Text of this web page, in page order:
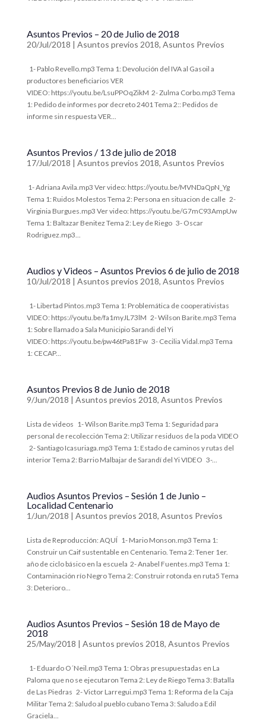
Asuntos Previos – 20 de Julio de 2018
20/Jul/2018 | Asuntos previos 2018, Asuntos Previos
​ 1- Pablo Revello.mp3 ​Tema 1: Devolución del IVA al Gasoil a
productores beneficiarios VER
VIDEO: https://youtu.be/LsuPPOqZikM ​ 2- Zulma Corbo.mp3 ​Tema
1: Pedido de informes por decreto 2401 Tema 2:: Pedidos de
informe sin respuesta VER...
Asuntos Previos / 13 de julio de 2018
17/Jul/2018 | Asuntos previos 2018, Asuntos Previos
1- Adriana Avila.mp3 ​Ver video: https://youtu.be/MVNDaQpN_Yg
Tema 1: Ruidos Molestos Tema 2: Persona en situacion de calle ​ 2-
Virginia Burgues.mp3 ​Ver video: https://youtu.be/G7mC93AmpUw
Tema 1: Baltazar Benitez Tema 2: Ley de Riego ​ 3- Oscar
Rodriguez.mp3...
Audios y Videos – Asuntos Previos 6 de julio de 2018
10/Jul/2018 | Asuntos previos 2018, Asuntos Previos
​ 1- Libertad Pintos.mp3 ​Tema 1: Problemática de cooperativistas
VIDEO: https://youtu.be/fa1myJL73lM ​ 2- Wilson Barite.mp3 ​Tema
1: Sobre llamado a Sala Municipio Sarandi del Yi
VIDEO: https://youtu.be/pw46tPa81Fw ​ 3- Cecilia Vidal.mp3 ​Tema
1: CECAP...
Asuntos Previos 8 de Junio de 2018
9/Jun/2018 | Asuntos previos 2018, Asuntos Previos
Lista de videos ​ 1- Wilson Barite.mp3 ​Tema 1: Seguridad para
personal de recolección Tema 2: Utilizar residuos de la poda VIDEO
​ 2- Santiago Icasuriaga.mp3 ​Tema 1: Estado de caminos y rutas del
interior Tema 2: Barrio Malbajar de Sarandí del Yi VIDEO ​ 3-...
Audios Asuntos Previos – Sesión 1 de Junio –
Localidad Centenario
1/Jun/2018 | Asuntos previos 2018, Asuntos Previos
​Lista de Reproducción: AQUÍ 1- Mario Monson.mp3 ​​Tema 1:
Construir un Caif sustentable en Centenario. Tema 2: Tener 1er.
año de ciclo básico en la escuela 2- Anabel Fuentes.mp3 ​​Tema 1:
Contaminación río Negro Tema 2: Construir rotonda en ruta5 Tema
3: Deterioro...
Audios Asuntos Previos – Sesión 18 de Mayo de
2018
25/May/2018 | Asuntos previos 2018, Asuntos Previos
​ 1- Eduardo O´Neil.mp3 ​Tema 1: Obras presupuestadas en La
Paloma que no se ejecutaron Tema 2: Ley de Riego Tema 3: Batalla
de Las Piedras ​ 2- Victor Larregui.mp3 ​Tema 1: Reforma de la Caja
Militar Tema 2: Saludo al pueblo cubano Tema 3: Saludo a Edil
Graciela...